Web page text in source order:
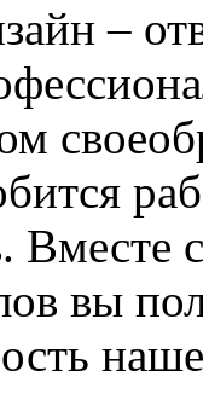
–
Вместе
вы